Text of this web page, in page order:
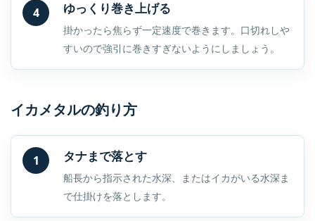
4 ゆっくり巻き上げる
掛かったら焦らず一定速度で巻きます。口切れしや
すいので強引に巻きすぎないようにしましょう。
イカメタルの釣り方
1 タナまで落とす
船長から指示された水深、またはイカがいる水深ま
で仕掛けを落とします。